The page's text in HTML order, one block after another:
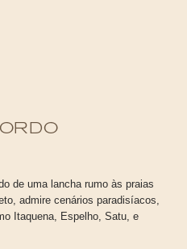
de uma lancha rumo às praias
admire cenários paradisíacos,
Itaquena, Espelho, Satu, e